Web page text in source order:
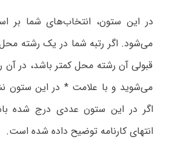
در این ستون، انتخاب‌های شما بر
می‌شود. اگر رتبه شما در یک رشته محل
قبولی آن رشته محل کمتر باشد، در آن
می‌شوید و با علامت * در این ستون
اگر در این ستون عددی درج شده
انتهای کارنامه توضیح داده شده است.